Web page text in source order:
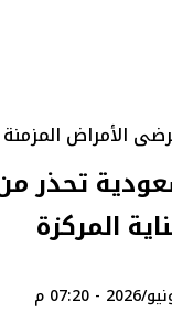
الأمراض المزمنة
تحذر
المركزة